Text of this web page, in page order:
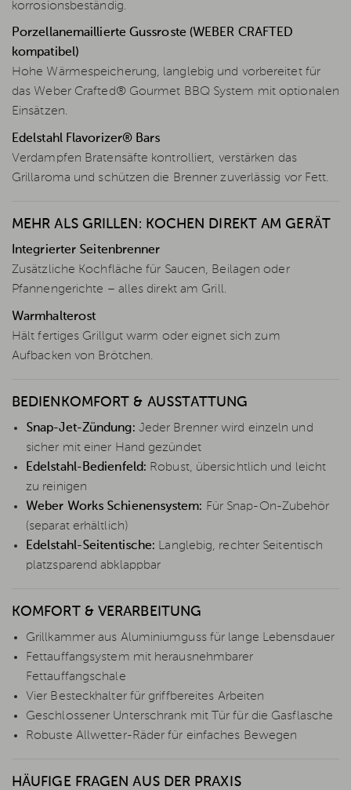
korrosionsbeständig.
Porzellanemaillierte Gussroste (WEBER CRAFTED
kompatibel)
Hohe Wärmespeicherung, langlebig und vorbereitet für
das Weber Crafted® Gourmet BBQ System mit optionalen
Einsätzen.
Edelstahl Flavorizer® Bars
Verdampfen Bratensäfte kontrolliert, verstärken das
Grillaroma und schützen die Brenner zuverlässig vor Fett.
MEHR ALS GRILLEN: KOCHEN DIREKT AM GERÄT
Integrierter Seitenbrenner
Zusätzliche Kochfläche für Saucen, Beilagen oder
Pfannengerichte – alles direkt am Grill.
Warmhalterost
Hält fertiges Grillgut warm oder eignet sich zum
Aufbacken von Brötchen.
BEDIENKOMFORT & AUSSTATTUNG
Snap-Jet-Zündung: Jeder Brenner wird einzeln und
sicher mit einer Hand gezündet
Edelstahl-Bedienfeld: Robust, übersichtlich und leicht
zu reinigen
Weber Works Schienensystem: Für Snap-On-Zubehör
(separat erhältlich)
Edelstahl-Seitentische: Langlebig, rechter Seitentisch
platzsparend abklappbar
KOMFORT & VERARBEITUNG
Grillkammer aus Aluminiumguss für lange Lebensdauer
Fettauffangsystem mit herausnehmbarer
Fettauffangschale
Vier Besteckhalter für griffbereites Arbeiten
Geschlossener Unterschrank mit Tür für die Gasflasche
Robuste Allwetter-Räder für einfaches Bewegen
HÄUFIGE FRAGEN AUS DER PRAXIS